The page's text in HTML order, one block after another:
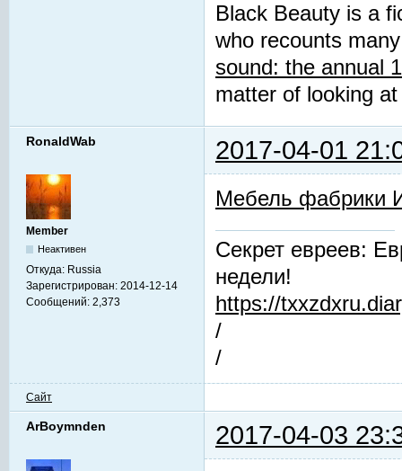
Black Beauty is a
who recounts
sound: the annual
matter of looking
RonaldWab 2017-04-01
Member
Неактивен
Откуда: Russia
Зарегистрирован: 2014-12-14
Сообщений: 2,373
Мебель фабрики
Секрет евреев:
недели!
https://
/
/
Сайт
ArBoymnden 2017-04-03